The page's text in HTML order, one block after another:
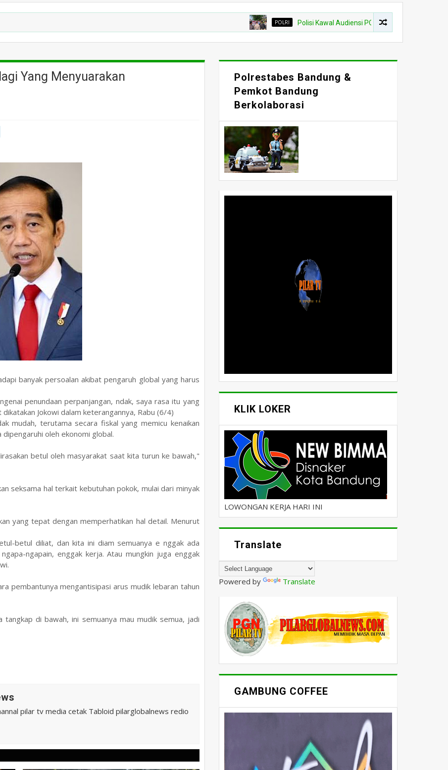
POLRI Polisi Kawal Audiensi PC SPAI Dengan Bupati Majalengka
Yang Menyuarakan
banyak persoalan akibat pengaruh global yang harus
penundaan perpanjangan, ndak, saya rasa itu yang
Jokowi dalam keterangannya, Rabu (6/4)
mudah, terutama secara fiskal yang memicu kenaikan
oleh ekonomi global.
betul oleh masyarakat saat kita turun ke bawah,"
seksama hal terkait kebutuhan pokok, mulai dari minyak
yang tepat dengan memperhatikan hal detail. Menurut
betul diliat, dan kita ini diam semuanya e nggak ada
ngapain, enggak kerja. Atau mungkin juga enggak
pembantunya mengantisipasi arus mudik lebaran tahun
di bawah, ini semuanya mau mudik semua, jadi
pilar tv media cetak Tabloid pilarglobalnews redio
Polrestabes Bandung &
Pemkot Bandung
Berkolaborasi
KLIK LOKER
LOWONGAN KERJA HARI INI
Translate
Powered by Translate
GAMBUNG COFFEE